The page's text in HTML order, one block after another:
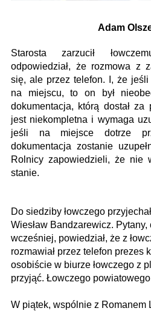
Adam
Starosta zarzucił
odpowiedział, że rozmowa z
się, ale przez telefon. I, że jeśli
na miejscu, to on był
dokumentacja, którą dostał za
jest niekompletna i wymaga
jeśli na miejsce dotrze
dokumentacja zostanie
Rolnicy zapowiedzieli, że nie
stanie.
Do siedziby łowczego przyjechał
Wiesław Bandzarewicz. Pytany,
wcześniej, powiedział, że z
rozmawiał przez telefon prezes
osobiście w biurze łowczego z
przyjąć. Łowczego powiatowego
W piątek, wspólnie z Romanem